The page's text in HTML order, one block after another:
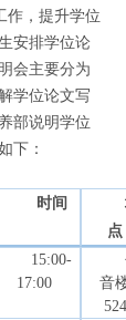
作，提升学位
安排学位论
会主要分为
学位论文写
部说明学位
下：
时间
点
15:00-
17:00
音
524